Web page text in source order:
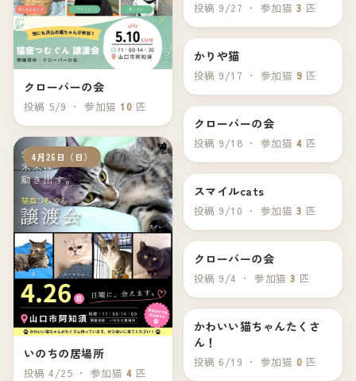
クローバーの会
投稿 5/9 ・ 参加猫 10 匹
4月26日（日）
いのちの居場所
投稿 4/25 ・ 参加猫 4 匹
投稿 9/27 ・ 参加猫 3 匹
9月21日（日）
かりや猫
投稿 9/17 ・ 参加猫 9 匹
9月20日（土）
クローバーの会
投稿 9/18 ・ 参加猫 4 匹
9月15日（月）
スマイルcats
投稿 9/10 ・ 参加猫 3 匹
9月7日（日）
クローバーの会
投稿 9/4 ・ 参加猫3 匹
6月22日（日）
かわいい猫ちゃんたくさ
ん！
投稿 6/19 ・ 参加猫 0 匹